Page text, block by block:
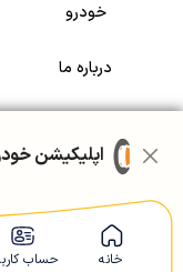
خانه حساب
خودرو
درباره ما
سرمایه گذاری در
اپلیکیشن